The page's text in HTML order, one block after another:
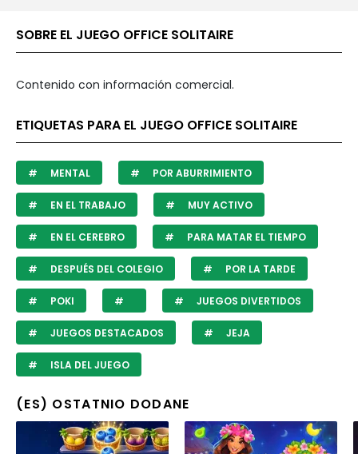
SOBRE EL JUEGO OFFICE SOLITAIRE
Contenido con información comercial.
ETIQUETAS PARA EL JUEGO OFFICE SOLITAIRE
MENTAL POR ABURRIMIENTO
EN EL TRABAJO MUY ACTIVO
EN EL CEREBRO PARA MATAR EL TIEMPO
DESPUÉS DEL COLEGIO POR LA TARDE
POKI JUEGOS DIVERTIDOS
JUEGOS DESTACADOS JEJA
ISLA DEL JUEGO
(ES) OSTATNIO DODANE